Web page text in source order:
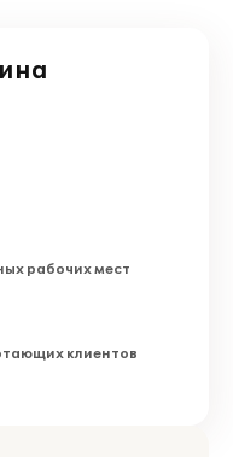
рабочих мест
клиентов